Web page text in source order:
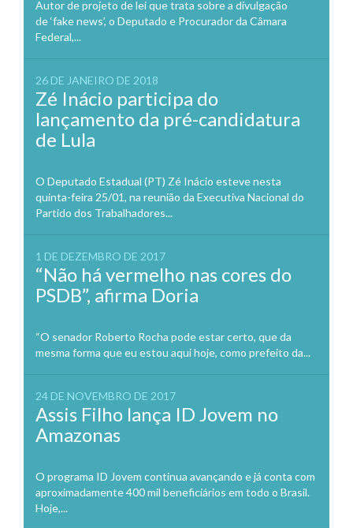
Autor de projeto de lei que trata sobre a divulgação
de ‘fake news’, o Deputado e Procurador da Câmara
Federal,...
26 DE JANEIRO DE 2018
Zé Inácio participa do
lançamento da pré-candidatura
de Lula
O Deputado Estadual (PT) Zé Inácio esteve nesta
quinta-feira 25/01, na reunião da Executiva Nacional do
Partido dos Trabalhadores...
1 DE DEZEMBRO DE 2017
“Não há vermelho nas cores do
PSDB”, afirma Doria
“O senador Roberto Rocha pode estar certo, que da
mesma forma que eu estou aqui hoje, como prefeito da...
24 DE NOVEMBRO DE 2017
Assis Filho lança ID Jovem no
Amazonas
O programa ID Jovem continua avançando e já conta com
aproximadamente 400 mil beneficiários em todo o Brasil.
Hoje,...